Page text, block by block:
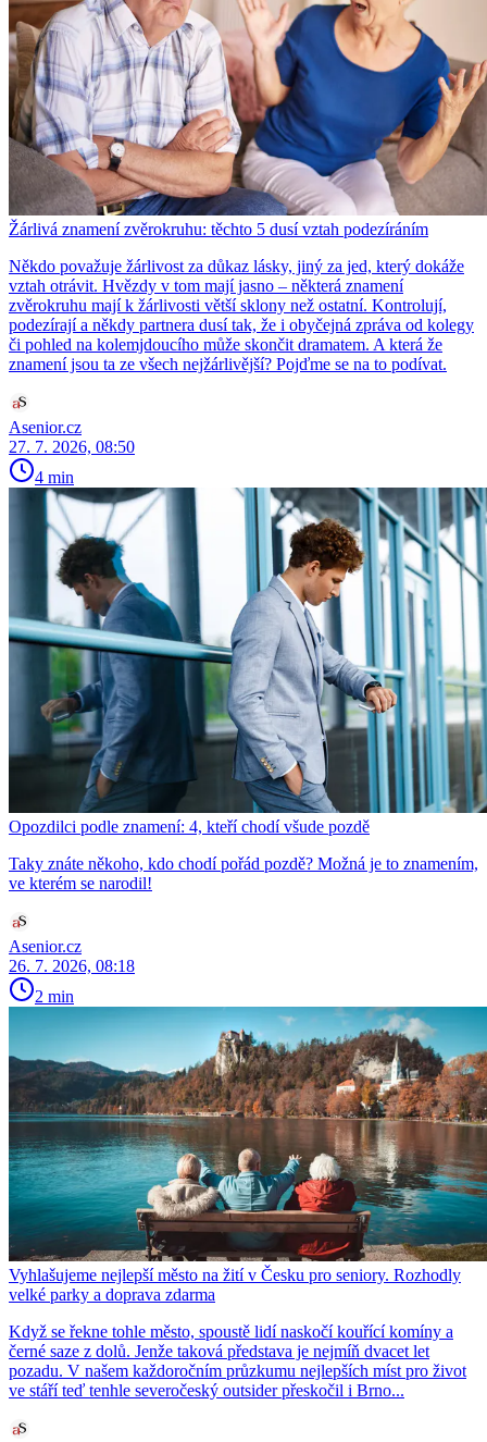
Žárlivá znamení zvěrokruhu: těchto 5 dusí vztah podezíráním
Někdo považuje žárlivost za důkaz lásky, jiný za jed, který dokáže
vztah otrávit. Hvězdy v tom mají jasno – některá znamení
zvěrokruhu mají k žárlivosti větší sklony než ostatní. Kontrolují,
podezírají a někdy partnera dusí tak, že i obyčejná zpráva od kolegy
či pohled na kolemjdoucího může skončit dramatem. A která že
znamení jsou ta ze všech nejžárlivější? Pojďme se na to podívat.
Asenior.cz
27. 7. 2026, 08:50
4 min
Opozdilci podle znamení: 4, kteří chodí všude pozdě
Taky znáte někoho, kdo chodí pořád pozdě? Možná je to znamením,
ve kterém se narodil!
Asenior.cz
26. 7. 2026, 08:18
2 min
Vyhlašujeme nejlepší město na žití v Česku pro seniory. Rozhodly
velké parky a doprava zdarma
Když se řekne tohle město, spoustě lidí naskočí kouřící komíny a
černé saze z dolů. Jenže taková představa je nejmíň dvacet let
pozadu. V našem každoročním průzkumu nejlepších míst pro život
ve stáří teď tenhle severočeský outsider přeskočil i Brno...